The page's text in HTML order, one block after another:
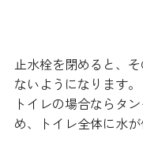
止水栓を閉めると、
ないようになります。
トイレの場合ならタ
め、トイレ全体に水